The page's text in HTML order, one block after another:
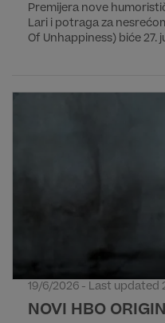
Premijera nove
Lari i potraga za
Of Unhappiness) biće 27.
19/6/2026 - Last updated
NOVI HBO